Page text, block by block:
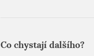
Co chystají dalšího?